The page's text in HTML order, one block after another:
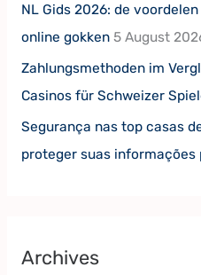
NL Gids 2026: de
online gokken 5 August
Zahlungsmethoden im
Casinos für Schweizer
Segurança nas top casas
proteger suas informações
Archives